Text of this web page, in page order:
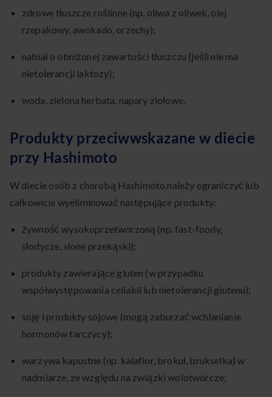
zdrowe tłuszcze roślinne (np. oliwa z oliwek, olej
rzepakowy, awokado, orzechy);
nabiał o obniżonej zawartości tłuszczu (jeśli nie ma
nietolerancji laktozy);
woda, zielona herbata, napary ziołowe.
Produkty przeciwwskazane w diecie
przy Hashimoto
W diecie osób z chorobą Hashimoto należy ograniczyć lub
całkowicie wyeliminować następujące produkty:
żywność wysokoprzetworzoną (np. fast-foody,
słodycze, słone przekąski);
produkty zawierające gluten (w przypadku
współwystępowania celiakii lub nietolerancji glutenu);
soję i produkty sojowe (mogą zaburzać wchłanianie
hormonów tarczycy);
warzywa kapustne (np. kalafior, brokuł, brukselka) w
nadmiarze, ze względu na związki wolotwórcze;